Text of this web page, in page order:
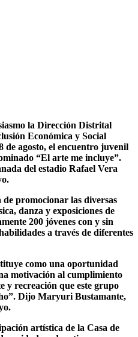
la Dirección Distrital
Económica y Social
de agosto, el encuentro juvenil
“El arte me incluye”.
del estadio Rafael Vera
promocionar las diversas
danza y exposiciones de
200 jóvenes con y sin
a través de diferentes
como una oportunidad
motivación al cumplimiento
y recreación que este grupo
Dijo Maryuri Bustamante,
artística de la Casa de